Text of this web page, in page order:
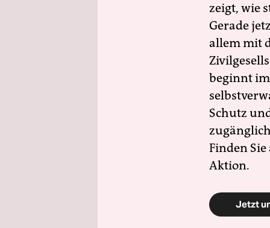
zeigt, wie
Gerade
allem mit
beginnt
Schutz
Finden
Aktion.
Jetzt